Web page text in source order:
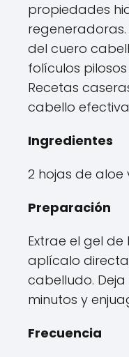
propiedades
del cuero
folículos
Recetas
cabello
Ingredientes
2 hojas de aloe
Preparación
Extrae el gel
aplícalo
cabelludo.
minutos y
Frecuencia